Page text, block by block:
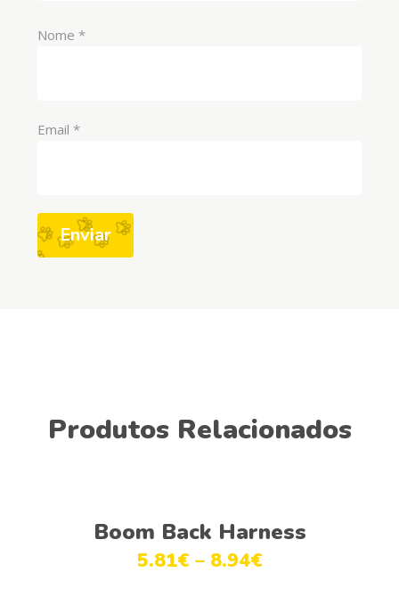
Nome *
Email *
Produtos Relacionados
Ver opções
Boom Back Harness
5.81€ – 8.94€